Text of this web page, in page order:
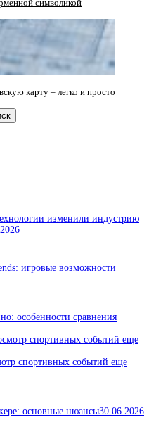
символикой
карту – легко и просто
изменили индустрию
игровые возможности
особенности сравнения
спортивных событий еще
основные нюансы30.06.2026